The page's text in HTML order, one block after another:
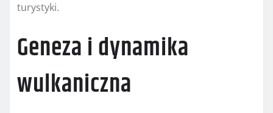
turystyki.
Geneza i dynamika
wulkaniczna